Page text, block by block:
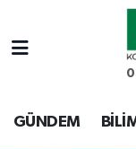
GÜNDEM
Kocaeli
Kocaeli